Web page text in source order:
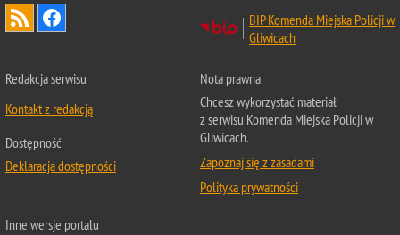
BIP Komenda Miejska Policji w
Gliwicach
Redakcja serwisu
Kontakt z redakcją
Dostępność
Deklaracja dostępności
Nota prawna
Chcesz wykorzystać materiał
z serwisu Komenda Miejska Policji w
Gliwicach.
Zapoznaj się z zasadami
Polityka prywatności
Inne wersje portalu